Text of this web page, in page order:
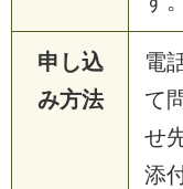
申し込
み方法
電
て
せ
添